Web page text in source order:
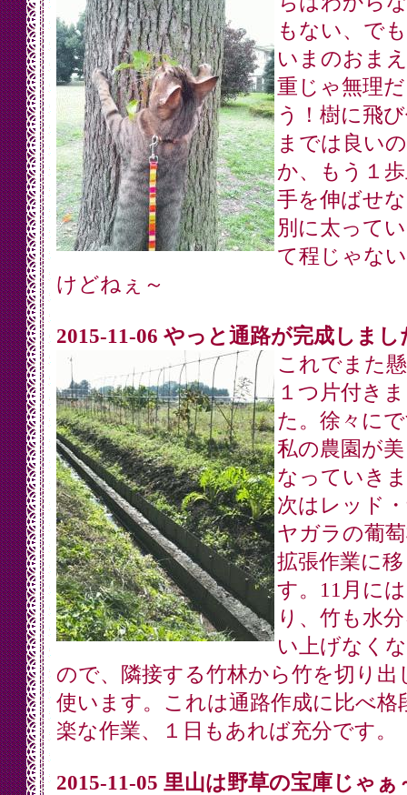
もない、で
いまのおま
重じゃ無理
う！樹に飛
までは良い
か、もう１
手を伸ばせ
別に太って
て程じゃな
けどねぇ～
2015-11-06 やっと通路が完成しまし
これでまた
１つ片付き
た。徐々に
私の農園が
なっていき
次はレッド
ヤガラの葡
拡張作業に
す。11月に
り、竹も水
い上げなく
ので、隣接する竹林から竹を切り出
使います。これは通路作成に比べ格
楽な作業、１日もあれば充分です。
2015-11-05 里山は野草の宝庫じゃぁ